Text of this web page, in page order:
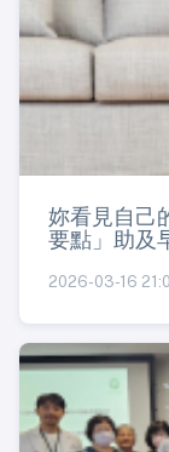
妳看見自己
要點」助及
2026-03-16